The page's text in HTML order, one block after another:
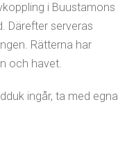
i Buustamons
Därefter serveras
Rätterna har
och havet.
ingår, ta med egna